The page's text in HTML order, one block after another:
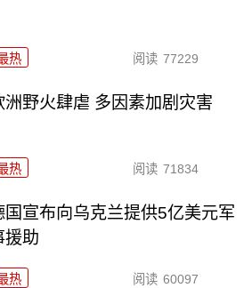
热 阅读 77229
洲野火肆虐 多因素加剧灾害
热 阅读 71834
国宣布向乌克兰提供5亿美元军
援助
热 阅读 60097